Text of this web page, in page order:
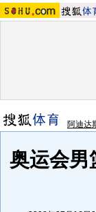
阿迪达
奥运会男